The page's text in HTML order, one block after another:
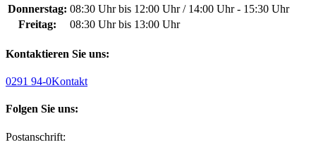
Donnerstag: 08:30 Uhr bis 12:00 Uhr / 14:00 Uhr - 15:30 Uhr
Freitag:
08:30 Uhr bis 13:00 Uhr
Kontaktieren Sie uns:
0291 94-0Kontakt
Folgen Sie uns:
Postanschrift: